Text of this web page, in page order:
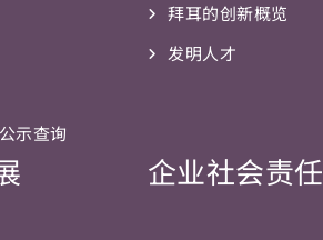
示查询
拜耳的创新概览
发明人才
企业社会责任